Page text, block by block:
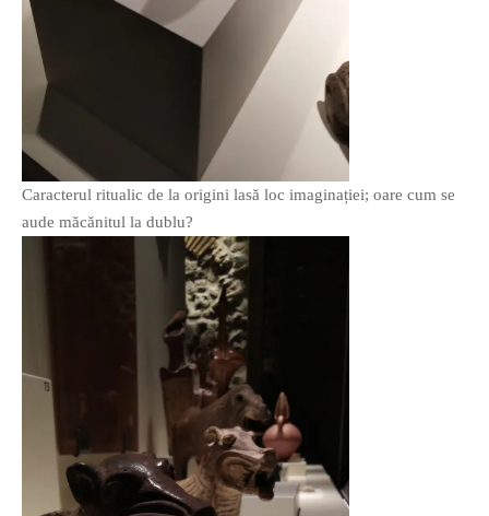
Caracterul ritualic de la origini lasă loc imaginației; oare cum se
aude măcănitul la dublu?